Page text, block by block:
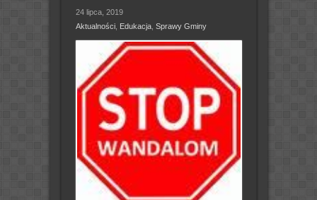
24 lipca, 2019
Aktualności, Edukacja, Sprawy Gminy